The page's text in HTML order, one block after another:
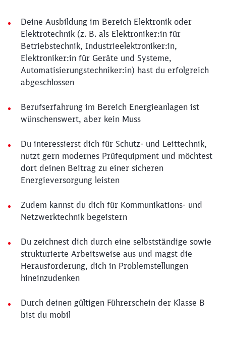
Deine Ausbildung im Bereich Elektronik oder
Elektrotechnik (z. B. als Elektroniker:in für
Betriebstechnik, Industrieelektroniker:in,
Elektroniker:in für Geräte und Systeme,
Automatisierungstechniker:in) hast du erfolgreich
abgeschlossen
Berufserfahrung im Bereich Energieanlagen ist
wünschenswert, aber kein Muss
Du interessierst dich für Schutz- und Leittechnik,
nutzt gern modernes Prüfequipment und möchtest
dort deinen Beitrag zu einer sicheren
Energieversorgung leisten
Zudem kannst du dich für Kommunikations- und
Netzwerktechnik begeistern
Du zeichnest dich durch eine selbstständige sowie
strukturierte Arbeitsweise aus und magst die
Herausforderung, dich in Problemstellungen
hineinzudenken
Durch deinen gültigen Führerschein der Klasse B
bist du mobil